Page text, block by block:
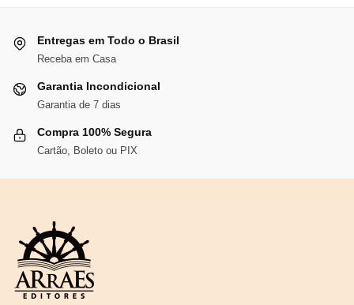
Entregas em Todo o Brasil
Receba em Casa
Garantia Incondicional
Garantia de 7 dias
Compra 100% Segura
Cartão, Boleto ou PIX